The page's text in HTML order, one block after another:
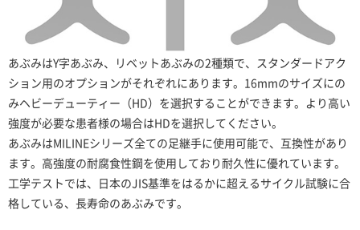
あぶみはY字あぶみ、リベットあぶみの2種類で、スタンダードアク
ション用のオプションがそれぞれにあります。16mmのサイズにの
みヘビーデューティー（HD）を選択することができます。より高い
強度が必要な患者様の場合はHDを選択してください。
あぶみはMILINEシリーズ全ての足継手に使用可能で、互換性があり
ます。高強度の耐腐食性鋼を使用しており耐久性に優れています。
工学テストでは、日本のJIS基準をはるかに超えるサイクル試験に合
格している、長寿命のあぶみです。